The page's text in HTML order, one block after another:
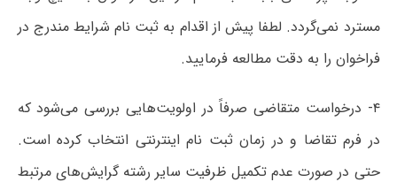
مسترد نمی‌گردد. لطفا پیش از اقدام به ثبت نام شرایط مندرج در
فراخوان را به دقت مطالعه فرمایید.
۴- درخواست متقاضی صرفاً در اولویت‌هایی بررسی می‌شود که
در فرم تقاضا و در زمان ثبت نام اینترنتی انتخاب کرده است.
حتی در صورت عدم تکمیل ظرفیت سایر رشته گرایش‌های مرتبط